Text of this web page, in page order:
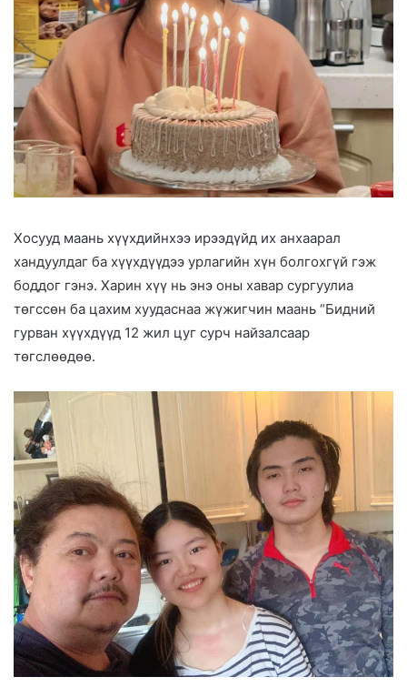
Хосууд маань хүүхдийнхээ ирээдүйд их анхаарал
хандуулдаг ба хүүхдүүдээ урлагийн хүн болгохгүй гэж
боддог гэнэ. Харин хүү нь энэ оны хавар сургуулиа
төгссөн ба цахим хуудаснаа жүжигчин маань “Бидний
гурван хүүхдүүд 12 жил цуг сурч найзалсаар
төгслөөдөө.